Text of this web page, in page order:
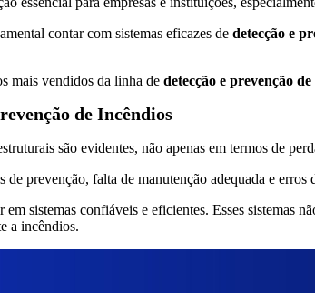
contar com sistemas eficazes de detecção e
mais vendidos da linha de detecção e prevenção
de Incêndios
são evidentes, não apenas em termos de
prevenção, falta de manutenção adequada e
sistemas confiáveis e eficientes. Esses sistemas
a incêndios.